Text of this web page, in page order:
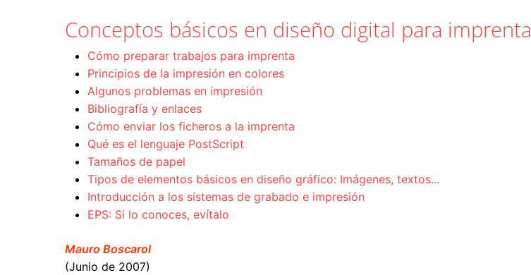
Conceptos básicos en diseño digital para imprenta
Cómo preparar trabajos para imprenta
Principios de la impresión en colores
Algunos problemas en impresión
Bibliografía y enlaces
Cómo enviar los ficheros a la imprenta
Qué es el lenguaje PostScript
Tamaños de papel
Tipos de elementos básicos en diseño gráfico: Imágenes, textos...
Introducción a los sistemas de grabado e impresión
EPS: Si lo conoces, evítalo
Mauro Boscarol
(Junio de 2007)